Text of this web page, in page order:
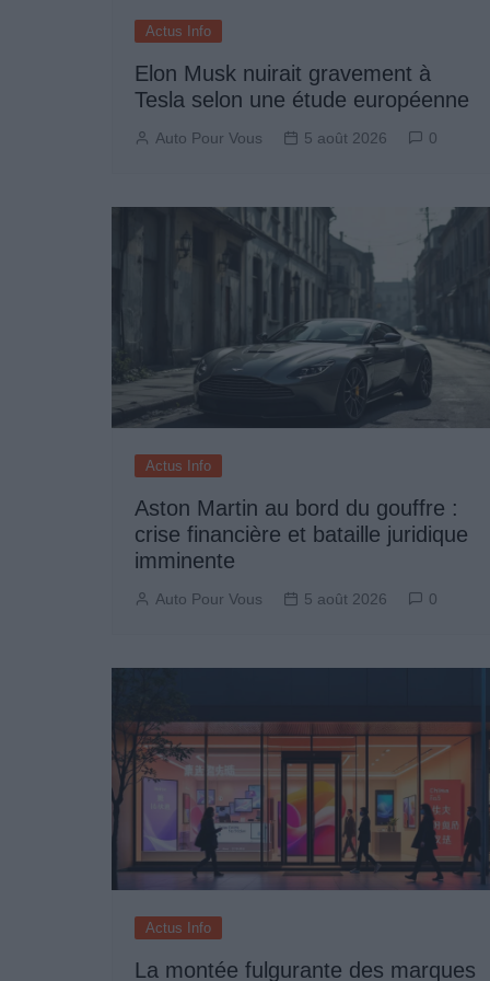
Actus Info
Elon Musk nuirait gravement à
Tesla selon une étude européenne
Auto Pour Vous 5 août 2026 0
Actus Info
Aston Martin au bord du gouffre :
crise financière et bataille juridique
imminente
Auto Pour Vous 5 août 2026 0
Actus Info
La montée fulgurante des marques